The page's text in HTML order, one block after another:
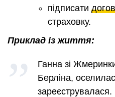
підписати
страховку.
Приклад із життя:
Ганна зі
Берліна,